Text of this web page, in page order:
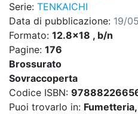
Serie: TENKAICHI
Data di pubblicazione: 19/
Formato: 12.8x18 , b/n
Pagine: 176
Brossurato
Sovraccoperta
Codice ISBN:
Puoi trovarlo in: